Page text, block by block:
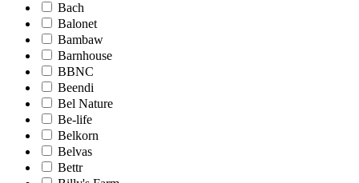
Bach
Balonet
Bambaw
Barnhouse
BBNC
Beendi
Bel Nature
Be-life
Belkorn
Belvas
Bettr